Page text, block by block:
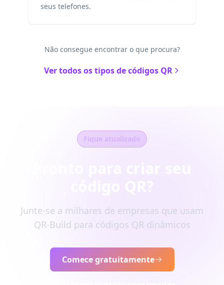
seus telefones.
Não consegue encontrar o que procura?
Ver todos os tipos de códigos QR
Fique atualizado
Junte-se a milhares de empresas que usam
QR-Build para códigos QR dinâmicos
Comece gratuitamente